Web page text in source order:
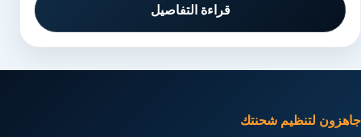
قراءة التفاصيل
جاهزون لتنظيم شحنتك